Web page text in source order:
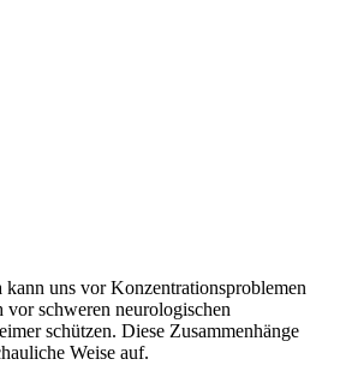
uns vor Konzentrationsproblemen
schweren neurologischen
schützen. Diese Zusammenhänge
Weise auf.